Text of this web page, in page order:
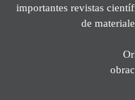
importantes revistas
de